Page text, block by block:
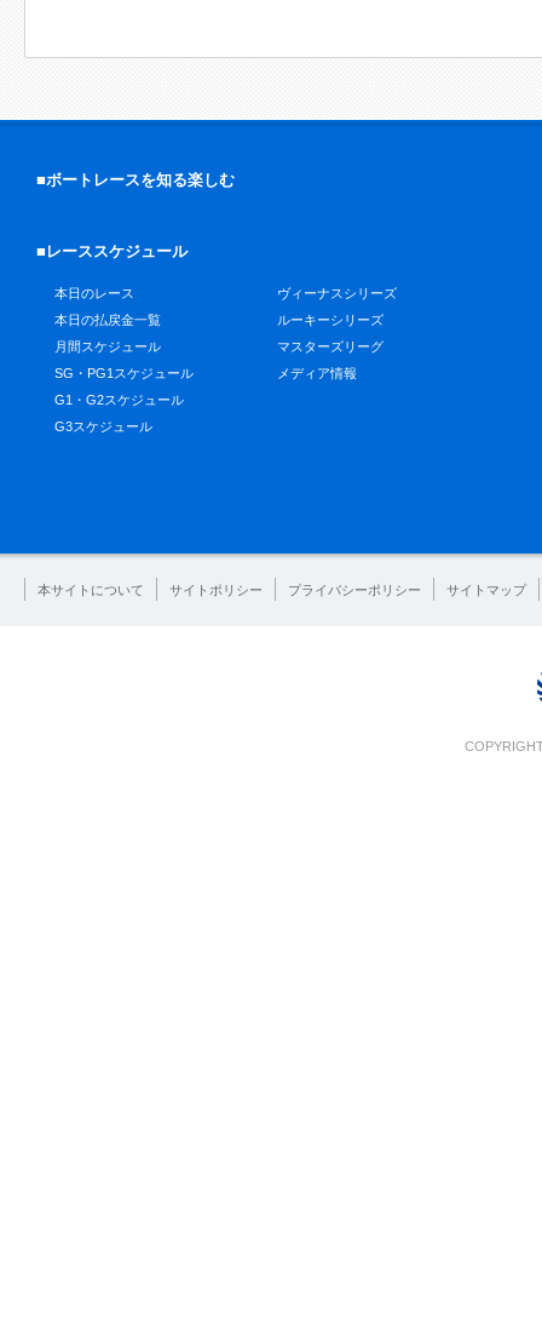
■ボートレースを知る楽しむ
■レーススケジュール
本日のレース
本日の払戻金一覧
月間スケジュール
SG・PG1スケジュール
G1・G2スケジュール
G3スケジュール
ヴィーナスシリーズ
ルーキーシリーズ
マスターズリーグ
メディア情報
本サイトについて サイトポリシー プライバシーポリシー サイトマップ